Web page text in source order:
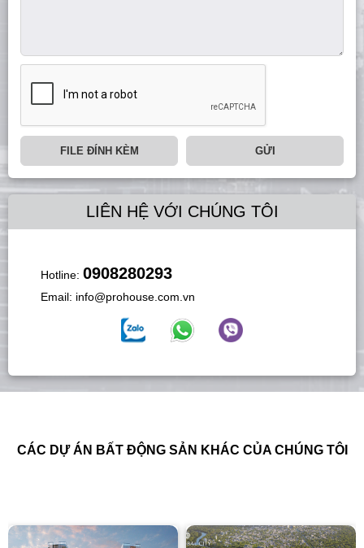
FILE ĐÍNH KÈM GỬI
LIÊN HỆ VỚI CHÚNG TÔI
Hotline: 0908280293
Email: info@prohouse.com.vn
CÁC DỰ ÁN BẤT ĐỘNG SẢN KHÁC CỦA CHÚNG TÔI